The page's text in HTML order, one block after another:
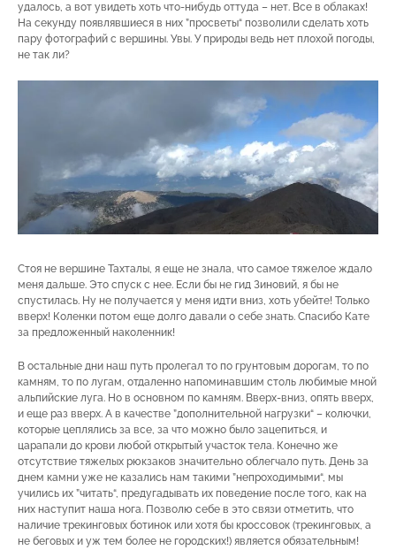
удалось, а вот увидеть хоть что-нибудь оттуда – нет. Все в облаках!
На секунду появлявшиеся в них ”просветы“ позволили сделать хоть
пару фотографий с вершины. Увы. У природы ведь нет плохой погоды,
не так ли?
Стоя не вершине Тахталы, я еще не знала, что самое тяжелое ждало
меня дальше. Это спуск с нее. Если бы не гид Зиновий, я бы не
спустилась. Ну не получается у меня идти вниз, хоть убейте! Только
вверх! Коленки потом еще долго давали о себе знать. Спасибо Кате
за предложенный наколенник!
В остальные дни наш путь пролегал то по грунтовым дорогам, то по
камням, то по лугам, отдаленно напоминавшим столь любимые мной
альпийские луга. Но в основном по камням. Вверх-вниз, опять вверх,
и еще раз вверх. А в качестве ”дополнительной нагрузки“ – колючки,
которые цеплялись за все, за что можно было зацепиться, и
царапали до крови любой открытый участок тела. Конечно же
отсутствие тяжелых рюкзаков значительно облегчало путь. День за
днем камни уже не казались нам такими ”непроходимыми“, мы
учились их ”читать“, предугадывать их поведение после того, как на
них наступит наша нога. Позволю себе в это связи отметить, что
наличие трекинговых ботинок или хотя бы кроссовок (трекинговых, а
не беговых и уж тем более не городских!) является обязательным!